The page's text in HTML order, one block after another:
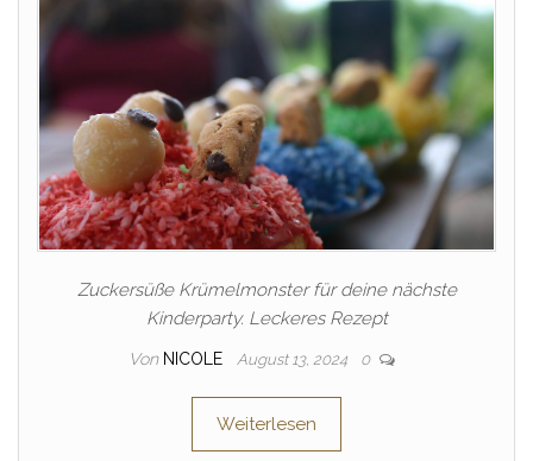
Zuckersüße Krümelmonster für deine nächste
Kinderparty. Leckeres Rezept
Von NICOLE August 13, 2024 0
Weiterlesen